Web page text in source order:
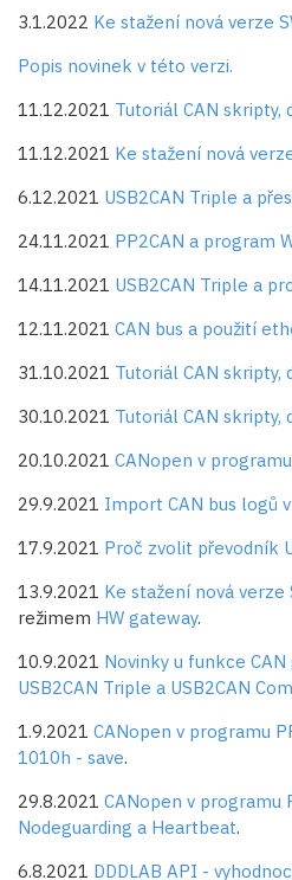
3.1.2022 Ke stažení nová verze
Popis novinek v této verzi.
11.12.2021 Tutoriál CAN skripty,
11.12.2021 Ke stažení nová
6.12.2021 USB2CAN Triple a
24.11.2021 PP2CAN a program
14.11.2021 USB2CAN Triple a
12.11.2021 CAN bus a použití
31.10.2021 Tutoriál CAN skripty,
30.10.2021 Tutoriál CAN skripty,
20.10.2021 CANopen v
29.9.2021 Import CAN bus logů
17.9.2021 Proč zvolit převodník
13.9.2021 Ke stažení nová verze
režimem HW gateway.
10.9.2021 Novinky u funkce
USB2CAN Triple a USB2CAN
1.9.2021 CANopen v programu
1010h - save.
29.8.2021 CANopen v programu
Nodeguarding a Heartbeat.
6.8.2021 DDDLAB API -